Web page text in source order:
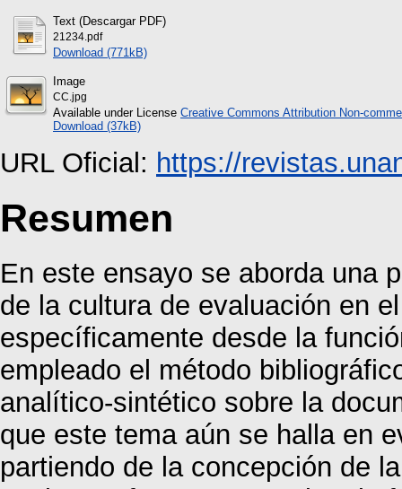
Text (Descargar PDF)
21234.pdf
Download (771kB)
Image
CC.jpg
Available under License Creative Commons Attribution Non-
Download (37kB)
URL Oficial: https://
Resumen
En este ensayo se aborda una
de la cultura de evaluación en
específicamente desde la
empleado el método
analítico-sintético sobre la
que este tema aún se halla en
partiendo de la concepción de